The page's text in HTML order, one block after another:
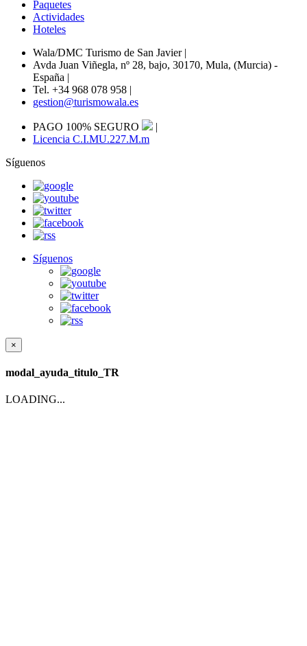
Paquetes
Actividades
Hoteles
Wala/DMC Turismo de San Javier |
Avda Juan Viñegla, nº 28, bajo, 30170, Mula, (Murcia) -
España |
Tel. +34 968 078 958 |
gestion@turismowala.es
PAGO 100% SEGURO
|
Licencia C.I.MU.227.M.m
Síguenos
Síguenos
×
modal_ayuda_titulo_TR
LOADING...